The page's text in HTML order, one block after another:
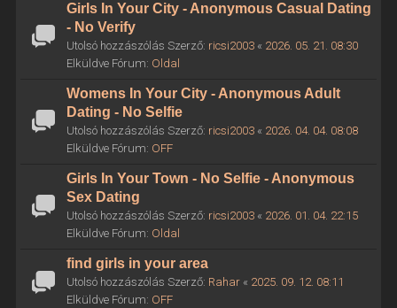
Girls In Your City - Anonymous Casual Dating
- No Verify
Utolsó hozzászólás Szerző: ricsi2003« 2026. 05. 21. 08:30
Elküldve Fórum: Oldal
Womens In Your City - Anonymous Adult
Dating - No Selfie
Utolsó hozzászólás Szerző: ricsi2003« 2026. 04. 04. 08:08
Elküldve Fórum: OFF
Girls In Your Town - No Selfie - Anonymous
Sex Dating
Utolsó hozzászólás Szerző: ricsi2003« 2026. 01. 04. 22:15
Elküldve Fórum: Oldal
find girls in your area
Utolsó hozzászólás Szerző: Rahar« 2025. 09. 12. 08:11
Elküldve Fórum: OFF